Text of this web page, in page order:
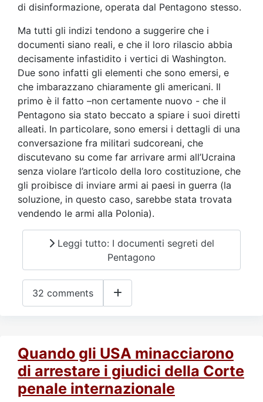
di disinformazione, operata dal Pentagono stesso.
Ma tutti gli indizi tendono a suggerire che i
documenti siano reali, e che il loro rilascio abbia
decisamente infastidito i vertici di Washington.
Due sono infatti gli elementi che sono emersi, e
che imbarazzano chiaramente gli americani. Il
primo è il fatto –non certamente nuovo - che il
Pentagono sia stato beccato a spiare i suoi diretti
alleati. In particolare, sono emersi i dettagli di una
conversazione fra militari sudcoreani, che
discutevano su come far arrivare armi all’Ucraina
senza violare l’articolo della loro costituzione, che
gli proibisce di inviare armi ai paesi in guerra (la
soluzione, in questo caso, sarebbe stata trovata
vendendo le armi alla Polonia).
Leggi tutto: I documenti segreti del
Pentagono
32 comments
Quando gli USA minacciarono
di arrestare i giudici della Corte
penale internazionale